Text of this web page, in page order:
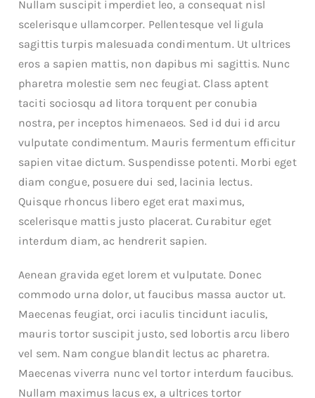
Nullam suscipit imperdiet leo, a consequat nisl
scelerisque ullamcorper. Pellentesque vel ligula
sagittis turpis malesuada condimentum. Ut ultrices
eros a sapien mattis, non dapibus mi sagittis. Nunc
pharetra molestie sem nec feugiat. Class aptent
taciti sociosqu ad litora torquent per conubia
nostra, per inceptos himenaeos. Sed id dui id arcu
vulputate condimentum. Mauris fermentum efficitur
sapien vitae dictum. Suspendisse potenti. Morbi eget
diam congue, posuere dui sed, lacinia lectus.
Quisque rhoncus libero eget erat maximus,
scelerisque mattis justo placerat. Curabitur eget
interdum diam, ac hendrerit sapien.
Aenean gravida eget lorem et vulputate. Donec
commodo urna dolor, ut faucibus massa auctor ut.
Maecenas feugiat, orci iaculis tincidunt iaculis,
mauris tortor suscipit justo, sed lobortis arcu libero
vel sem. Nam congue blandit lectus ac pharetra.
Maecenas viverra nunc vel tortor interdum faucibus.
Nullam maximus lacus ex, a ultrices tortor